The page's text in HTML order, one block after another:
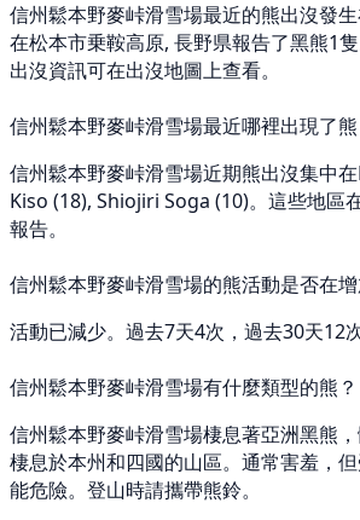
信州鬆本野麥峠滑雪場最近的熊出沒發
在松本市乗鞍高原, 長野県報告了黑熊1
出沒資訊可在出沒地圖上查看。
信州鬆本野麥峠滑雪場最近哪裡出現了熊
信州鬆本野麥峠滑雪場近期熊出沒集中
Kiso (18), Shiojiri Soga (10)。這些地區
報告。
信州鬆本野麥峠滑雪場的熊活動是否在增
活動已減少。過去7天4次，過去30天12次
信州鬆本野麥峠滑雪場有什麼類型的熊？
信州鬆本野麥峠滑雪場棲息著亞洲黑熊
棲息於本州和四國的山區。通常害羞，
能危險。登山時請攜帶熊鈴。